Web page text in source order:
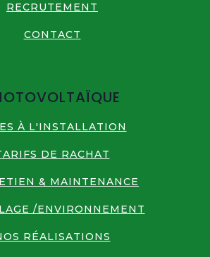
RECRUTEMENT
CONTACT
À L'INSTALLATION
DE RACHAT
& MAINTENANCE
/ENVIRONNEMENT
RÉALISATIONS